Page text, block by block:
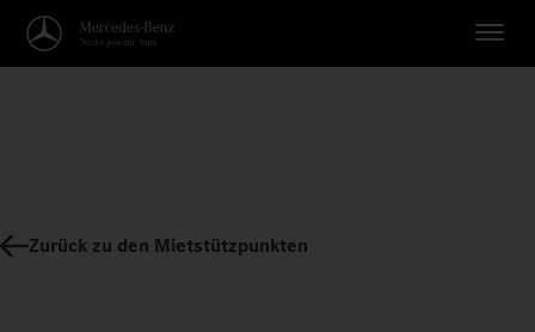
Zurück zu den Mietstützpunkten